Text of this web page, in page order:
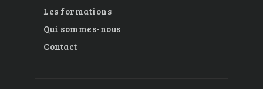
Les formations
Qui sommes-nous
Contact